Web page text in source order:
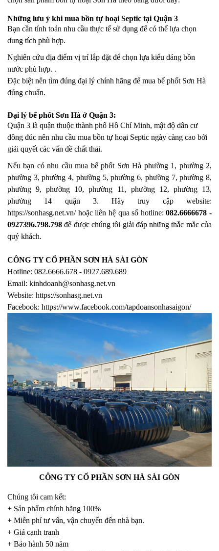
Những lưu ý khi mua bồn tự hoại Septic tại Quận 3
Bạn cần tính toán nhu cầu thực tế sử dụng để có thể lựa chọn
dung tích phù hợp.
Nghiên cứu địa điểm vị trí lắp đặt để chọn lựa kiểu dáng bồn
nước phù hợp. .
Đặc biệt nên tìm đúng đại lý chính hãng để mua bể phốt Sơn Hà
đúng chuẩn.
Đại lý bể phốt Sơn Hà ở Quận 3:
Quận 3 là quận thuộc thành phố Hồ Chí Minh, mật độ dân cư
đông đúc nên nhu cầu mua bồn tự hoại Septic ngày càng cao bởi
giải quyết các vấn đề chất thải.
Nếu bạn có nhu cầu mua bể phốt Sơn Hà phường 1, phường 2,
phường 3, phường 4, phường 5, phường 6, phường 7, phường 8,
phường 9, phường 10, phường 11, phường 12, phường 13,
phường 14 quận 3. Hãy truy cập website:
https://sonhasg.net.vn/hoặc liên hệ qua số hotline:082.6666678 -
0927396.798.798 để được chúng tôi giải đáp những thắc mắc của
quý khách.
CÔNG TY CỔ PHẦN SƠN HÀ SÀI GÒN
Hotline: 082.6666.678 - 0927.689.689
Email: kinhdoanh@sonhasg.net.vn
Website: https://sonhasg.net.vn
Facebook: https://www.facebook.com/tapdoansonhasaigon/
CÔNG TY CỔ PHẦN SƠN HÀ SÀI GÒN
Chúng tôi cam kết:
+ Sản phẩm chính hãng 100%
+ Miễn phí tư vấn, vận chuyển đến nhà bạn.
+ Giá cạnh tranh
+ Bảo hành 50 năm